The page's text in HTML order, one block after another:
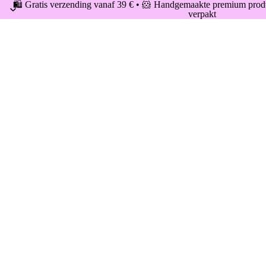
🛍️ Gratis verzending vanaf 39 € • 🐹 Handgemaakte premium
verpakt